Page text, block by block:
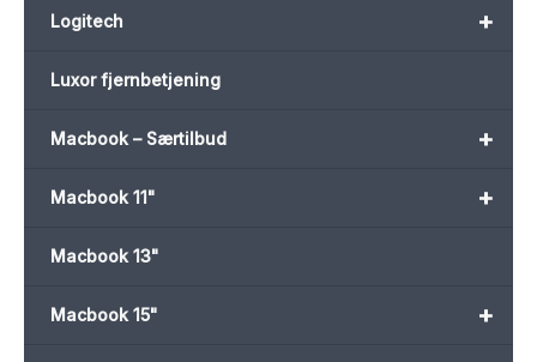
+
Logitech
Luxor fjernbetjening
+
Macbook – Særtilbud
+
Macbook 11"
Macbook 13"
+
Macbook 15"